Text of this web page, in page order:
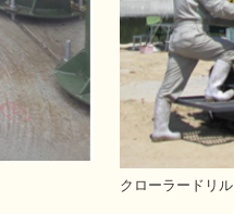
クローラードリル